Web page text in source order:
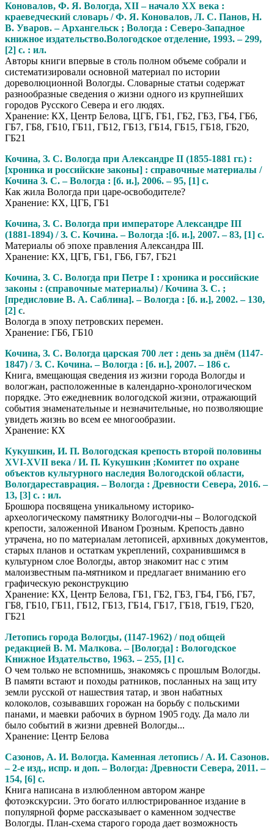
Коновалов, Ф. Я. Вологда, XII – начало XX века :
краеведческий словарь / Ф. Я. Коновалов, Л. С. Панов, Н.
В. Уваров. – Архангельск ; Вологда : Северо-Западное
книжное издательство.Вологодское отделение, 1993. – 299,
[2] с. : ил.
Авторы книги впервые в столь полном объеме собрали и
систематизировали основной материал по истории
дореволюционной Вологды. Словарные статьи содержат
разнообразные сведения о жизни одного из крупнейших
городов Русского Севера и его людях.
Хранение: КХ, Центр Белова, ЦГБ, ГБ1, ГБ2, ГБ3, ГБ4, ГБ6,
ГБ7, ГБ8, ГБ10, ГБ11, ГБ12, ГБ13, ГБ14, ГБ15, ГБ18, ГБ20,
ГБ21
Кочина, З. С. Вологда при Александре II (1855-1881 гг.) :
[хроника и российские законы] : справочные материалы /
Кочина З. С. – Вологда : [б. и.], 2006. – 95, [1] с.
Как жила Вологда при царе-освободителе?
Хранение: КХ, ЦГБ, ГБ1
Кочина, З. С. Вологда при императоре Александре III
(1881-1894) / З. С. Кочина. – Вологда :[б. и.], 2007. – 83, [1] с.
Материалы об эпохе правления Александра III.
Хранение: КХ, ЦГБ, ГБ1, ГБ6, ГБ7, ГБ21
Кочина, З. С. Вологда при Петре I : хроника и российские
законы : (справочные материалы) / Кочина З. С. ;
[предисловие В. А. Саблина]. – Вологда : [б. и.], 2002. – 130,
[2] с.
Вологда в эпоху петровских перемен.
Хранение: ГБ6, ГБ10
Кочина, З. С. Вологда царская 700 лет : день за днём (1147-
1847) / З. С. Кочина. – Вологда : [б. и.], 2007. – 186 с.
Книга, вмещающая сведения из жизни города Вологды и
вологжан, расположенные в календарно-хронологичес­ком
порядке. Это ежедневник вологодской жизни, отражающий
события знаменательные и незначительные, но позволяющие
увидеть жизнь во всем ее многообразии.
Хранение: КХ
Кукушкин, И. П. Вологодская крепость второй половины
XVI-XVII века / И. П. Кукушкин ;Комитет по охране
объектов культурного наследия Вологодской области,
Вологдареставрация. – Вологда : Древности Севера, 2016. –
13, [3] с. : ил.
Брошюра посвящена уникальному историко-
археологическому памятнику Вологодчи-ны – Вологодской
крепости, заложенной Иваном Грозным. Крепость давно
утрачена, но по материалам летописей, архивных документов,
старых планов и остаткам укреплений, сохранившимся в
культурном слое Вологды, автор знакомит нас с этим
малоизвестным па-мятником и предлагает вниманию его
графическую реконструкцию
Хранение: КХ, Центр Белова, ГБ1, ГБ2, ГБ3, ГБ4, ГБ6, ГБ7,
ГБ8, ГБ10, ГБ11, ГБ12, ГБ13, ГБ14, ГБ17, ГБ18, ГБ19, ГБ20,
ГБ21
Летопись города Вологды, (1147-1962) / под общей
редакцией В. М. Малкова. – [Вологда] : Вологодское
Книжное Издательство, 1963. – 255, [1] с.
О чем только не вспомнишь, знакомясь с прошлым Вологды.
В памяти встают и походы ратников, послан­ных на защ иту
земли русской от нашествия татар, и звон набатных
колоколов, созывавших горожан на борьбу с польскими
панами, и маевки рабочих в бурном 1905 году. Да мало ли
было событий в жизни древней Волог­ды...
Хранение: Центр Белова
Сазонов, А. И. Вологда. Каменная летопись / А. И. Сазонов.
– 2-е изд., испр. и доп. – Вологда: Древности Севера, 2011. –
154, [6] с.
Книга написана в излюбленном автором жанре
фотоэкскурсии. Это богато иллюстрированное издание в
популярной форме рассказывает о каменном зодчестве
Вологды. План-схема старого города дает возможность